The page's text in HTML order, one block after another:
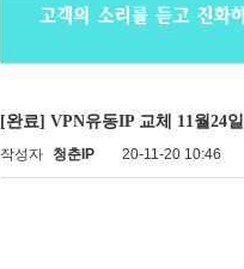
[완료] VPN유동IP 교체 11월24
작성자 청춘IP 20-11-20 10:46